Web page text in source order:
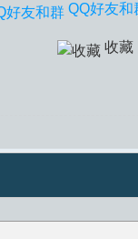
QQ好友和
收藏